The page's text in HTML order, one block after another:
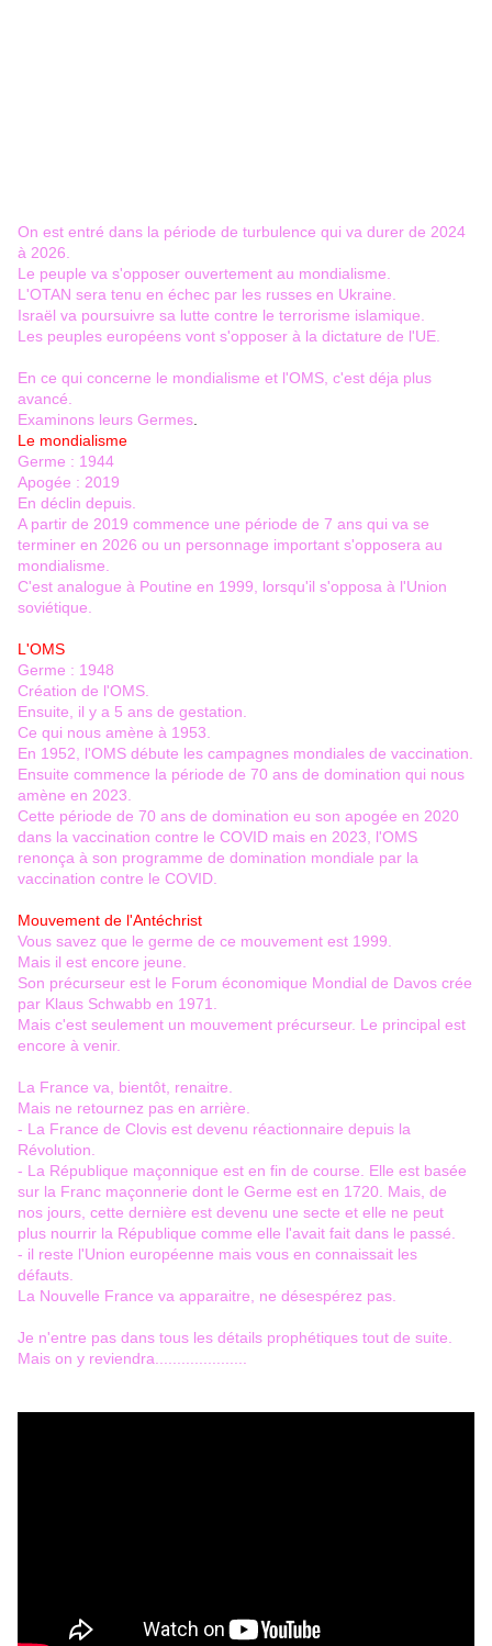
On est entré dans la période de turbulence qui va durer de 2024
à 2026.
Le peuple va s'opposer ouvertement au mondialisme.
L'OTAN sera tenu en échec par les russes en Ukraine.
Israël va poursuivre sa lutte contre le terrorisme islamique.
Les peuples européens vont s'opposer à la dictature de l'UE.
En ce qui concerne le mondialisme et l'OMS, c'est déja plus
avancé.
Examinons leurs Germes
Le mondialisme
Germe : 1944
Apogée : 2019
En déclin depuis.
A partir de 2019 commence une période de 7 ans qui va se
terminer en 2026 ou un personnage important s'opposera au
mondialisme.
C'est analogue à Poutine en 1999, lorsqu'il s'opposa à l'Union
soviétique.
L'OMS
Germe : 1948
Création de l'OMS.
Ensuite, il y a 5 ans de gestation.
Ce qui nous amène à 1953.
En 1952, l'OMS débute les campagnes mondiales de vaccination.
Ensuite commence la période de 70 ans de domination qui nous
amène en 2023.
Cette période de 70 ans de domination eu son apogée en 2020
dans la vaccination contre le COVID mais en 2023, l'OMS
renonça à son programme de domination mondiale par la
vaccination contre le COVID.
Mouvement de l'Antéchrist
Vous savez que le germe de ce mouvement est 1999.
Mais il est encore jeune.
Son précurseur est le Forum économique Mondial de Davos crée
par Klaus Schwabb en 1971.
Mais c'est seulement un mouvement précurseur. Le principal est
encore à venir.
La France va, bientôt, renaitre.
Mais ne retournez pas en arrière.
- La France de Clovis est devenu réactionnaire depuis la
Révolution.
- La République maçonnique est en fin de course. Elle est basée
sur la Franc maçonnerie dont le Germe est en 1720. Mais, de
nos jours, cette dernière est devenu une secte et elle ne peut
plus nourrir la République comme elle l'avait fait dans le passé.
- il reste l'Union européenne mais vous en connaissait les
défauts.
La Nouvelle France va apparaitre, ne désespérez pas.
Je n'entre pas dans tous les détails prophétiques tout de suite.
Mais on y reviendra.....................